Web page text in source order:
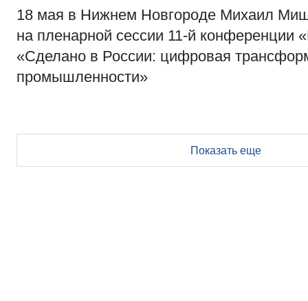
18 мая в Нижнем Новгороде Михаил
на пленарной сессии 11-й конференции
«Сделано в России: цифровая
промышленности»
Показать еще